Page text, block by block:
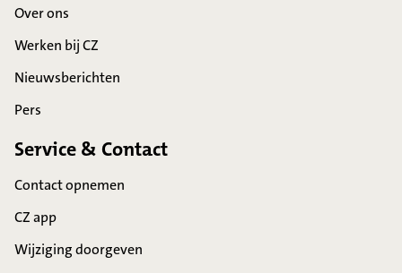
Over ons
Werken bij CZ
Nieuwsberichten
Pers
Service & Contact
Contact opnemen
CZ app
Wijziging doorgeven